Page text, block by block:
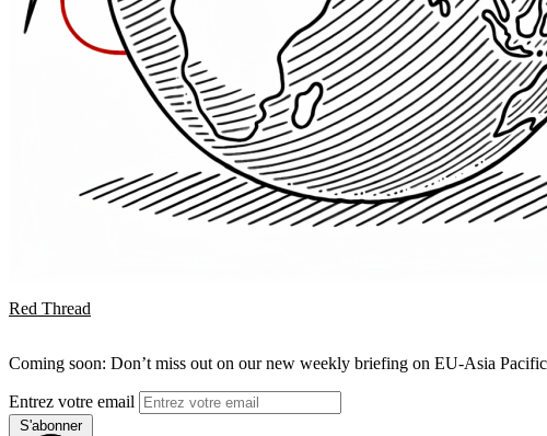
Red Thread
Coming soon: Don’t miss out on our new weekly briefing on EU-Asia Pacific
Entrez votre email
S'abonner